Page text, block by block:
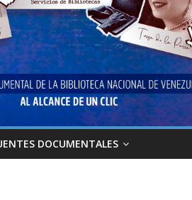
DOCUMENTALES